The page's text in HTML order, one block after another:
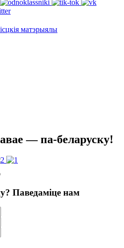
матэрыялы
— па-беларуску!
Паведаміце нам